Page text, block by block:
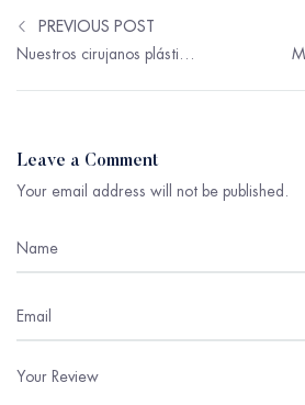
PREVIOUS POST
Leave a Comment
Your email address will not be published.